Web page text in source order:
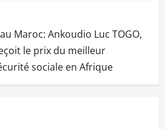
Maroc: Ankoudio Luc TOGO,
le prix du meilleur
sociale en Afrique